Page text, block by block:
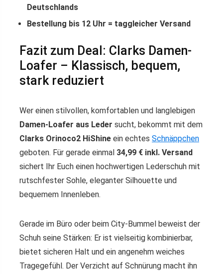
Deutschlands
Bestellung bis 12 Uhr = taggleicher Versand
Fazit zum Deal: Clarks Damen-
Loafer – Klassisch, bequem,
stark reduziert
Wer einen stilvollen, komfortablen und langlebigen
Damen-Loafer aus Leder sucht, bekommt mit dem
Clarks Orinoco2 HiShine ein echtes Schnäppchen
geboten. Für gerade einmal 34,99 € inkl. Versand
sichert Ihr Euch einen hochwertigen Lederschuh mit
rutschfester Sohle, eleganter Silhouette und
bequemem Innenleben.
Gerade im Büro oder beim City-Bummel beweist der
Schuh seine Stärken: Er ist vielseitig kombinierbar,
bietet sicheren Halt und ein angenehm weiches
Tragegefühl. Der Verzicht auf Schnürung macht ihn